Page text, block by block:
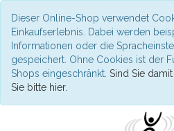
Dieser Online-Shop verwendet
Einkaufserlebnis. Dabei werden
Informationen oder die
gespeichert. Ohne Cookies ist der
Shops eingeschränkt. Sind Sie
Sie bitte hier.